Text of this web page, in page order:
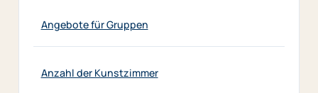
Angebote für Gruppen
Anzahl der Kunstzimmer